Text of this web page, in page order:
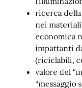
ricerca della
nei
economica
impattanti
(riciclabili,
valore del
“messaggio